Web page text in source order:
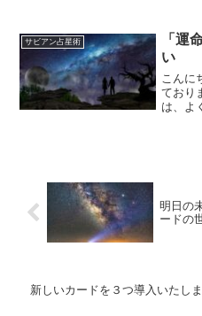
「予
が小
サビアン占星術
「運
い
こんに
ており
は、よ
明日の
ードの
新しいカードを３つ導入いたしま